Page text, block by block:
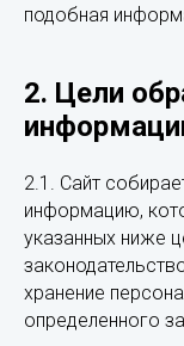
подобная
2. Цели
2.1. Сайт
информацию,
указанных ниже
хранение
определенного